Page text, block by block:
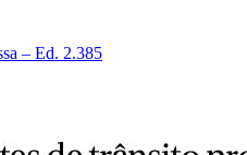
– Ed. 2.385